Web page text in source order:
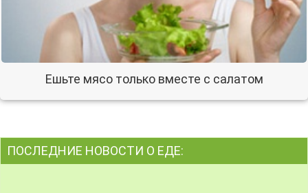
Ешьте мясо только вместе с салатом
ПОСЛЕДНИЕ НОВОСТИ О ЕДЕ: